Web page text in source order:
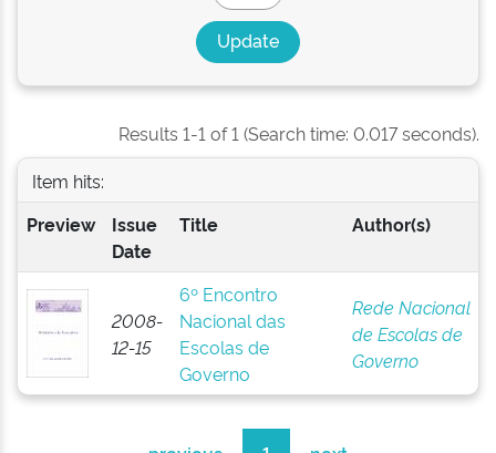
Results 1-1 of 1 (Search time: 0.017 seconds).
Item hits:
Preview
Issue
Date
Title Author(s)
2008-
12-15
6º Encontro
Nacional das
Escolas de
Governo
Rede Nacional
de Escolas de
Governo